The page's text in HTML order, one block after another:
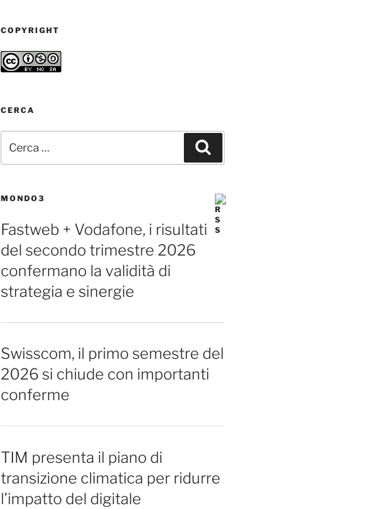
COPYRIGHT
CERCA
MONDO3
Fastweb + Vodafone, i risultati
del secondo trimestre 2026
confermano la validità di
strategia e sinergie
Swisscom, il primo semestre del
2026 si chiude con importanti
conferme
TIM presenta il piano di
transizione climatica per ridurre
l’impatto del digitale